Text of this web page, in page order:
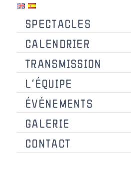
SPECTACLES
CALENDRIER
TRANSMISSION
L’ÉQUIPE
ÉVÉNEMENTS
GALERIE
CONTACT